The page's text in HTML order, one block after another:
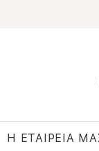
Η ΕΤΑΙΡΕΙΑ